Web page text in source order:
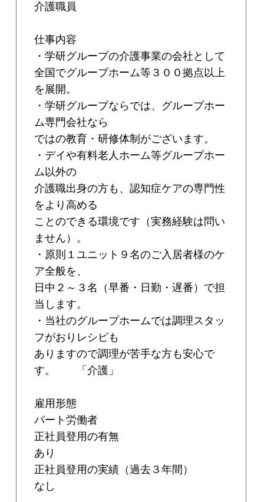
介護職員
仕事内容
・学研グループの介護事業の会社として
全国でグループホーム等３００拠点以上
を展開。
・学研グループならでは、グループホー
ム専門会社なら
ではの教育・研修体制がございます。
・デイや有料老人ホーム等グループホー
ム以外の
介護職出身の方も、認知症ケアの専門性
をより高める
ことのできる環境です（実務経験は問い
ません）。
・原則１ユニット９名のご入居者様のケ
ア全般を、
日中２～３名（早番・日勤・遅番）で担
当します。
・当社のグループホームでは調理スタッ
フがおりレシピも
ありますので調理が苦手な方も安心で
す。 「介護」
雇用形態
パート労働者
正社員登用の有無
あり
正社員登用の実績（過去３年間）
なし